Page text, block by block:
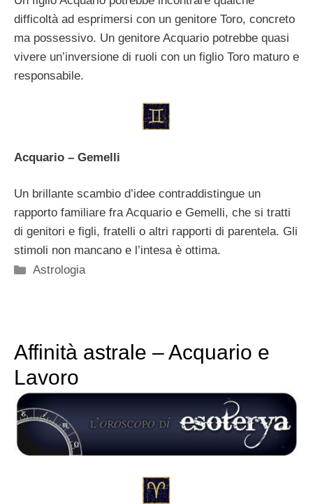
difficoltà ad esprimersi con un genitore Toro, concreto
ma possessivo. Un genitore Acquario potrebbe quasi
vivere un’inversione di ruoli con un figlio Toro maturo e
responsabile.
Acquario – Gemelli
Un brillante scambio d’idee contraddistingue un
rapporto familiare fra Acquario e Gemelli, che si tratti
di genitori e figli, fratelli o altri rapporti di parentela. Gli
stimoli non mancano e l’intesa è ottima.
Categorie
Astrologia
Affinità astrale – Acquario e
Lavoro